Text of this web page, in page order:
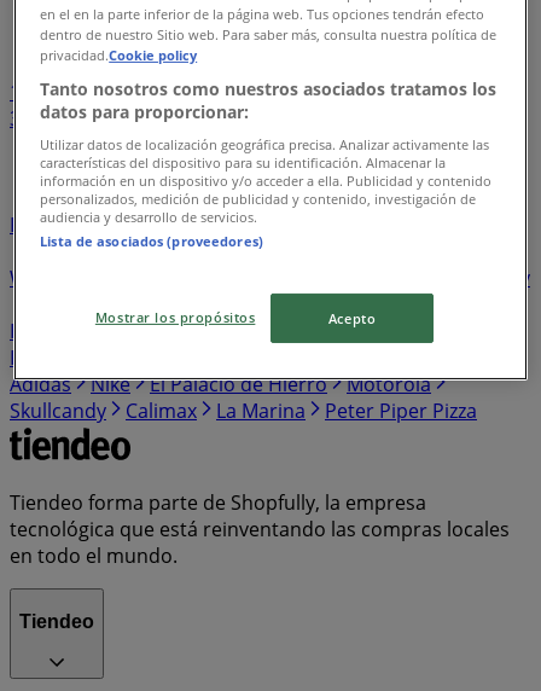
Índice de negocios en San José del Cabo
1
...
3
567
26
UPS
Ihop Kiosko Sally Beauty
Dportenis
Farmacias GI
Bodegas Alianza
Super Colchones
Shakey's Pizza
Williams
Charly
Farmatodo
Sodimac
Homecenter
Kuroda Martí Guajardo
Pollo Loco
Adidas
Nike El Palacio de Hierro
Motorola
Skullcandy
Calimax La Marina Peter Piper Pizza
Tiendeo forma parte de Shopfully, la empresa
tecnológica que está reinventando las compras locales
en todo el mundo.
Tiendeo
en el en la parte inferior de la página web. Tus opciones tendrán efecto
dentro de nuestro Sitio web. Para saber más, consulta nuestra política de
privacidad.Cookie policy
Tanto nosotros como nuestros asociados tratamos los
datos para proporcionar:
Utilizar datos de localización geográfica precisa. Analizar activamente las
características del dispositivo para su identificación. Almacenar la
información en un dispositivo y/o acceder a ella. Publicidad y contenido
personalizados, medición de publicidad y contenido, investigación de
audiencia y desarrollo de servicios.
Lista de asociados (proveedores)
Mostrar los propósitos Acepto